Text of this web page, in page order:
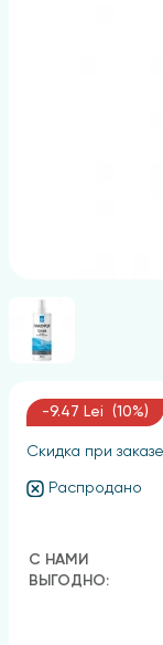
-9.47 Lei (10%)
Скидка при
Распродано
С НАМИ
ВЫГОДНО: